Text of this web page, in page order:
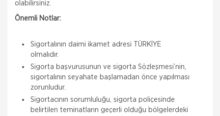
olabilirsiniz.
Önemli Notlar:
Sigortalının daimi ikamet adresi TÜRKİYE
olmalıdır.
Sigorta başvurusunun ve sigorta Sözleşmesi’nin,
sigortalının seyahate başlamadan önce yapılması
zorunludur.
Sigortacının sorumluluğu, sigorta poliçesinde
belirtilen teminatların geçerli olduğu bölgelerdeki